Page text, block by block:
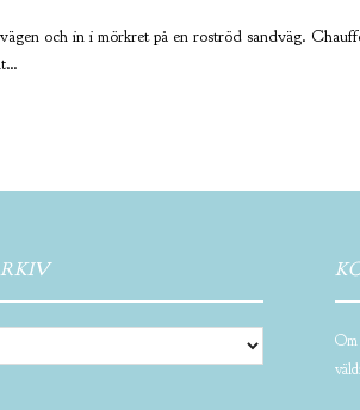
och in i mörkret på en roströd sandväg.
Om